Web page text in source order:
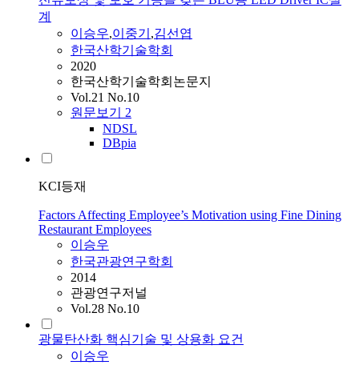
계
이승우,이중기 ,김선엽
한국산학기술학회
2020
한국산학기술학회논문지
Vol.21 No.10
원문보기 2
NDSL
DBpia
KCI등재
Factors Affecting Employee’s Motivation using Fine Dining
Restaurant Employees
이승우
한국관광연구학회
2014
관광연구저널
Vol.28 No.10
광물탄산화 핵심기술 및 상용화 요건
이승우